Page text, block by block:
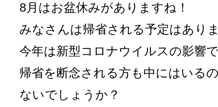
8月はお盆休みがありますね！
みなさんは帰省される予定はあり
今年は新型コロナウイルスの影響
帰省を断念される方も中にはいる
ないでしょうか？